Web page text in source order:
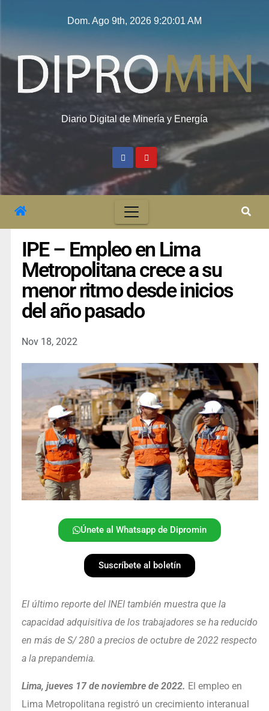
Dom. Ago 9th, 2026 9:20:02 AM
Diario Digital de Minería y Energía
IPE – Empleo en Lima
Metropolitana crece a su
menor ritmo desde inicios
del año pasado
Nov 18, 2022
Únete al Whatsapp de Dipromin
Suscríbete al boletín
El último reporte del INEI también muestra que la
capacidad adquisitiva de los trabajadores se ha reducido
en más de S/ 280 a precios de octubre de 2022 respecto
a la prepandemia.
Lima, jueves 17 de noviembre de 2022. El empleo en
Lima Metropolitana registró un crecimiento interanual